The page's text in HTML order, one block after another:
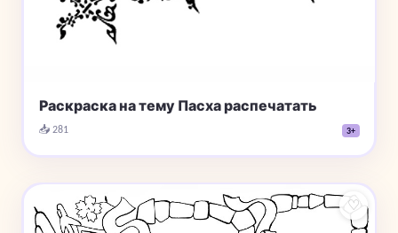
Раскраска на тему Пасха распечатать
📥 281 3+
♡